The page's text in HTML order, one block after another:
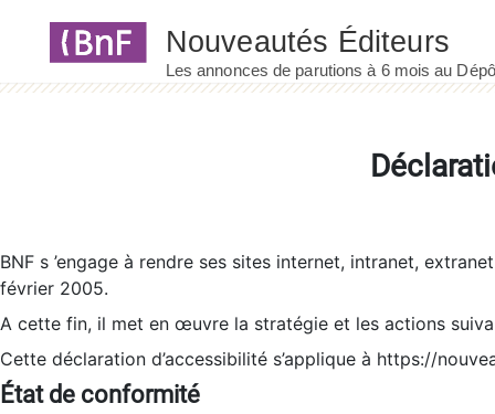
BNF s ’engage à rendre ses sites internet, intranet,
février 2005.
A cette fin, il met en œuvre la stratégie et les actions
Cette déclaration d’accessibilité s’applique à https://
État de conformité